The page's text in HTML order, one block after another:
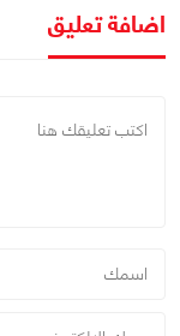
اضافة تعليق